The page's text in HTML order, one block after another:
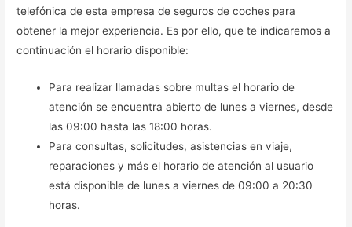
telefónica de esta empresa de seguros de coches para
obtener la mejor experiencia. Es por ello, que te indicaremos a
continuación el horario disponible:
Para realizar llamadas sobre multas el horario de
atención se encuentra abierto de lunes a viernes, desde
las 09:00 hasta las 18:00 horas.
Para consultas, solicitudes, asistencias en viaje,
reparaciones y más el horario de atención al usuario
está disponible de lunes a viernes de 09:00 a 20:30
horas.